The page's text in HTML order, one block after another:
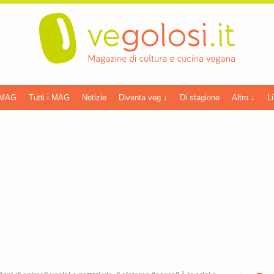
Tutti i MAG Notizie Diventa veg ↓ Di stagione Altro ↓